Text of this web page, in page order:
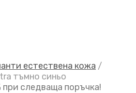
естествена кожа /
тъмно синьо
при следваща поръчка!